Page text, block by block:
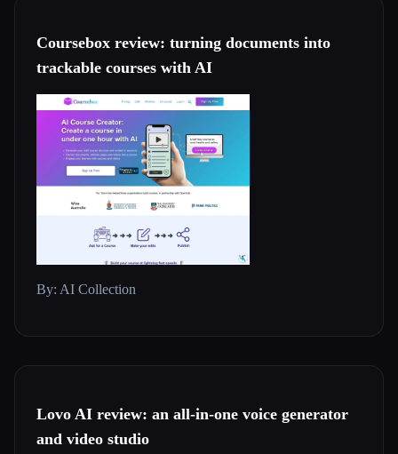
Coursebox review: turning documents into
trackable courses with AI
By: AI Collection
Lovo AI review: an all-in-one voice generator
and video studio